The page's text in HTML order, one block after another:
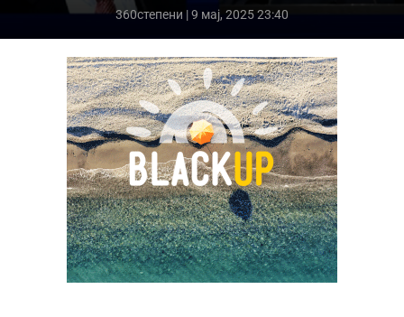
360степени | 9 мај, 2025 23:40